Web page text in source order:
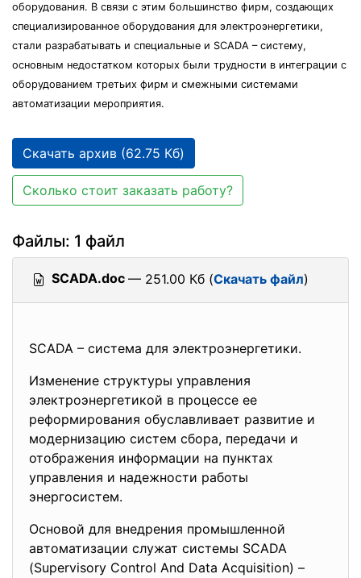
оборудования. В связи с этим большинство фирм, создающих
специализированное оборудования для электроэнергетики,
стали разрабатывать и специальные и SCADA – систему,
основным недостатком которых были трудности в интеграции с
оборудованием третьих фирм и смежными системами
автоматизации мероприятия.
Скачать архив (62.75 Кб)
Сколько стоит заказать работу?
Файлы: 1 файл
SCADA.doc — 251.00 Кб (Скачать файл)
SCADA – система для электроэнергетики.
Изменение структуры управления
электроэнергетикой в процессе ее
реформирования обуславливает развитие и
модернизацию систем сбора, передачи и
отображения информации на пунктах
управления и надежности работы
энергосистем.
Основой для внедрения промышленной
автоматизации служат системы SCADA
(Supervisory Control And Data Acquisition) –